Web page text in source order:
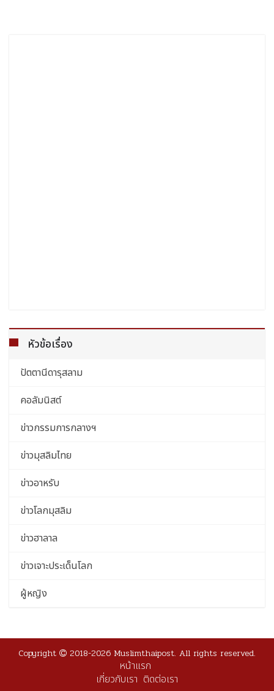
หัวข้อเรื่อง
ปัตตานีดารุสลาม
คอลัมนิสต์
ข่าวกรรมการกลางฯ
ข่าวมุสลิมไทย
ข่าวอาหรับ
ข่าวโลกมุสลิม
ข่าวฮาลาล
ข่าวเจาะประเด็นโลก
ผู้หญิง